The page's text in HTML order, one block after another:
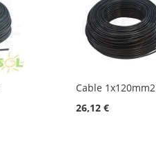
Cable 1x120mm2
26,12 €